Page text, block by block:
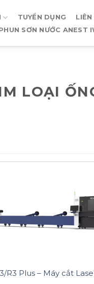
TUYỂN DỤNG
LIÊN
SƠN NƯỚC ANEST
LOẠI
R3 Plus – Máy cắt